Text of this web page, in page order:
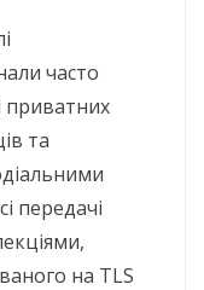
часто
приватних
та
передачі
на TLS